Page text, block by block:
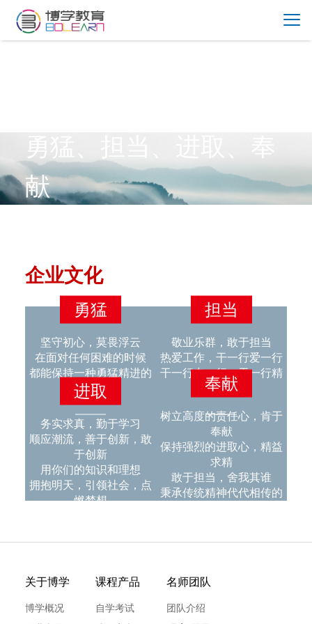
勇猛、担当、进取、奉
献
企业文化
勇猛
坚守初心，莫畏浮云
在面对任何困难的时候
都能保持一种勇猛精进的
精神
担当
敬业乐群，敢于担当
热爱工作，干一行爱一行
干一行专一行，干一行精
一行
进取
务实求真，勤于学习
顺应潮流，善于创新，敢
于创新
用你们的知识和理想
拥抱明天，引领社会，点
燃梦想
奉献
树立高度的责任心，肯于
奉献
保持强烈的进取心，精益
求精
敢于担当，舍我其谁
秉承传统精神代代相传的